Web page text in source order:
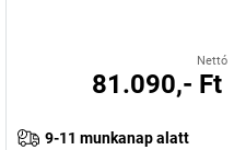
Nettó
81.090,- Ft
9-11 munkanap alatt